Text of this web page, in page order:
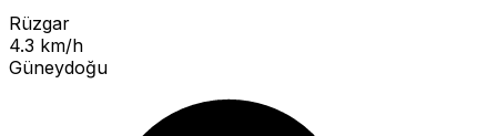
Rüzgar
4.3 km/h
Güneydoğu